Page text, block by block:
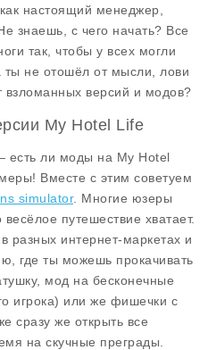
настоящий менеджер,
знаешь, с чего начать? Все
так, чтобы у всех могли
ты не отошёл от мысли, лови
версий и модов?
My Hotel Life
есть ли моды на My Hotel
Вместе с этим советуем
simulator. Многие юзеры
путешествие хватает.
разных интернет-маркетах и
где ты можешь прокачивать
мод на бесконечные
игрока) или же фишечки с
сразу же открыть все
на скучные преграды.